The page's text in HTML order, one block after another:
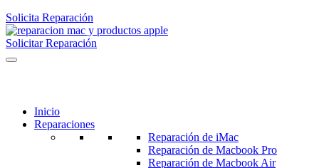
Solicita Reparación
Solicitar Reparación
Inicio
Reparaciones
Reparación de iMac
Reparación de Macbook Pro
Reparación de Macbook Air